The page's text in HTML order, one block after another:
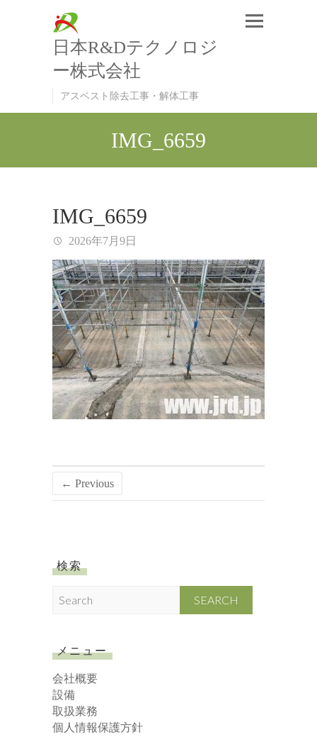
日本R&Dテクノロジ
ー株式会社
アスベスト除去工事・解体工事
IMG_6659
IMG_6659
2026年7月9日
← Previous
検索
c
h
メニュー
会社概要
設備
取扱業務
個人情報保護方針